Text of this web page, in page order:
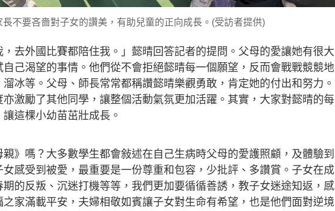
不要吝嗇對子女的讚美，有助兒童的正向成長。(受訪者提供)
，去外國比賽都陪住我。」懿晴回答記者的提問。父母的愛讓她有很大
己渴望的事情。他們從不會拒絕懿晴每一個願望，反而會戰戰競競地
冰等。父母、師長常常都稱讚懿晴樂觀勇敢，肯定她的付出和努力。
激勵了其他同學，讓整個活動氣氛更加活躍。其實，大家對懿晴的每
這棵小幼苗茁壯成長。
》嗎？大多數學生都會敍述在自己生病時父母的愛護照顧，及體驗到
感受到被愛，最重要是一份尊重和包容，少批評、多讚賞。子女在成
的反叛、沉迷打機等等，我們更加要循循善誘，教子女迷途知返，感
家滿載平安，夫婦相敬如賓讓子女對生命有希望，也是他們面對逆境